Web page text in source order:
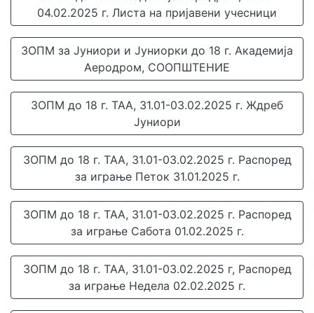
04.02.2025 г. Листа на пријавени учесници
ЗОПМ за Јуниори и Јуниорки до 18 г. Академија
Аеродром, СООПШТЕНИЕ
ЗОПМ до 18 г. ТАА, 31.01-03.02.2025 г. Ждреб
Јуниори
ЗОПМ до 18 г. ТАА, 31.01-03.02.2025 г. Распоред
за играње Петок 31.01.2025 г.
ЗОПМ до 18 г. ТАА, 31.01-03.02.2025 г. Распоред
за играње Сабота 01.02.2025 г.
ЗОПМ до 18 г. ТАА, 31.01-03.02.2025 г, Распоред
за играње Недела 02.02.2025 г.